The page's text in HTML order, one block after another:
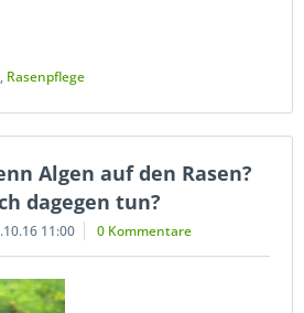
, Rasenpflege
Algen auf den Rasen?
dagegen tun?
11:00 0 Kommentare